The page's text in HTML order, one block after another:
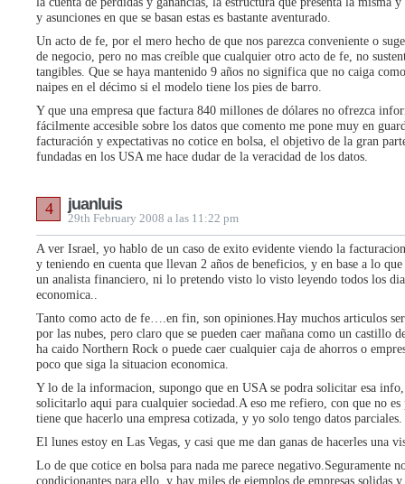
y asunciones en que se basan estas es bastante aventurado.
Un acto de fe, por el mero hecho de que nos parezca conveniente o
de negocio, pero no mas creíble que cualquier otro acto de fe, no
tangibles. Que se haya mantenido 9 años no significa que no caiga
naipes en el décimo si el modelo tiene los pies de barro.
Y que una empresa que factura 840 millones de dólares no ofrezca
fácilmente accesible sobre los datos que comento me pone muy en
facturación y expectativas no cotice en bolsa, el objetivo de la gran
fundadas en los USA me hace dudar de la veracidad de los datos.
juanluis
29th February 2008 a las 11:22 pm
4
A ver Israel, yo hablo de un caso de exito evidente viendo la
y teniendo en cuenta que llevan 2 años de beneficios, y en base a lo
un analista financiero, ni lo pretendo visto lo visto leyendo todos los
economica..
Tanto como acto de fe….en fin, son opiniones.Hay muchos articulos
por las nubes, pero claro que se pueden caer mañana como un castillo
ha caido Northern Rock o puede caer cualquier caja de ahorros o
poco que siga la situacion economica.
Y lo de la informacion, supongo que en USA se podra solicitar esa
solicitarlo aqui para cualquier sociedad.A eso me refiero, con que no
tiene que hacerlo una empresa cotizada, y yo solo tengo datos parciales.
El lunes estoy en Las Vegas, y casi que me dan ganas de hacerles una
Lo de que cotice en bolsa para nada me parece negativo.Seguramente
condicionantes para ello, y hay miles de ejemplos de empresas solidas y